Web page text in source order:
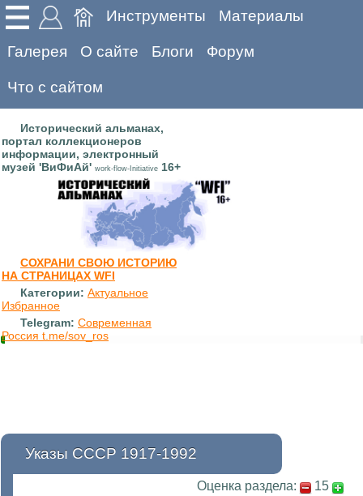
Инструменты Материалы
Галерея О сайте Блоги Форум
Что с сайтом
Исторический альманах,
портал коллекционеров
информации, электронный
музей 'ВиФиАй' work-flow-Initiative 16+
СОХРАНИ СВОЮ ИСТОРИЮ
НА СТРАНИЦАХ WFI
Категории: Актуальное
Избранное
Telegram: Современная
Россия t.me/sov_ros
Указы СССР 1917-1992
Оценка раздела:
15